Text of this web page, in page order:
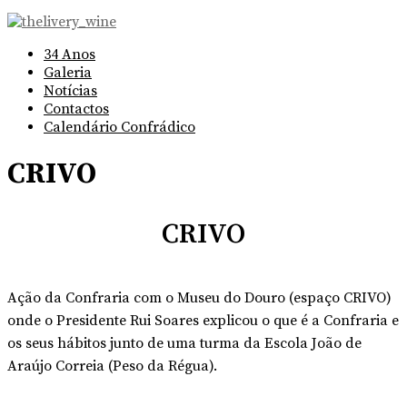
34 Anos
Galeria
Notícias
Contactos
Calendário Confrádico
CRIVO
CRIVO
Ação da Confraria com o Museu do Douro (espaço CRIVO)
onde o Presidente Rui Soares explicou o que é a Confraria e
os seus hábitos junto de uma turma da Escola João de
Araújo Correia (Peso da Régua).